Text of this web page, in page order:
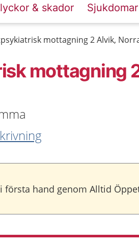
& skador
mottagning 2 Alvik,
mottagning
första hand genom Alltid